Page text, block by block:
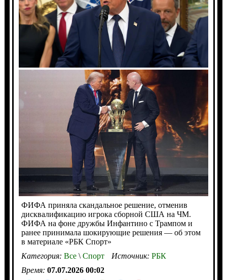
ФИФА приняла скандальное решение, отменив
дисквалификацию игрока сборной США на ЧМ.
ФИФА на фоне дружбы Инфантино с Трампом и
ранее принимала шокирующие решения — об этом
в материале «РБК Спорт»
Категория: Все\Спорт Источник: РБК
Время: 07.07.2026 00:02